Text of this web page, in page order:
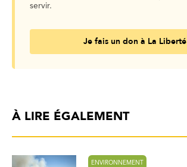
servir.
Je fais un don à La Liberté
À LIRE ÉGALEMENT
ENVIRONNEMENT